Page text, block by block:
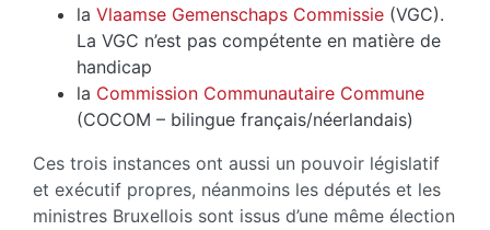
la Vlaamse Gemenschaps Commissie (VGC).
La VGC n’est pas compétente en matière de
handicap
la Commission Communautaire Commune
(COCOM – bilingue français/néerlandais)
Ces trois instances ont aussi un pouvoir législatif
et exécutif propres, néanmoins les députés et les
ministres Bruxellois sont issus d’une même élection